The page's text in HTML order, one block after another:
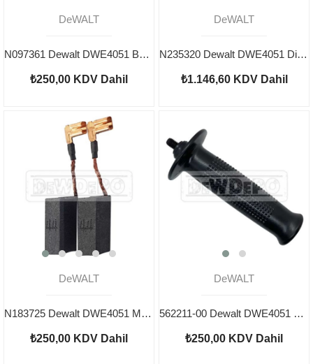
DeWALT
N097361 Dewalt DWE4051 Büyük Dişli
₺250,00 KDV Dahil
DeWALT
N235320 Dewalt DWE4051 Dişli Kutusu Set
₺1.146,60 KDV Dahil
DeWALT
N183725 Dewalt DWE4051 Motor Kömürü
₺250,00 KDV Dahil
DeWALT
562211-00 Dewalt DWE4051 Tutma Kolu
₺250,00 KDV Dahil